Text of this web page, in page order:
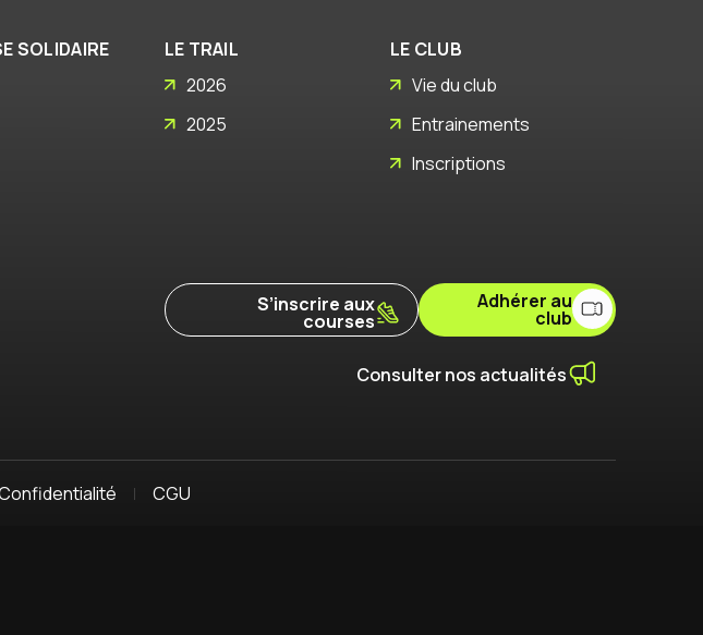
SOLIDAIRE
LE TRAIL
2026
2025
LE CLUB
Vie du club
Entrainements
Inscriptions
S’inscrire aux
courses
Adhérer au
club
Consulter nos actualités
CGU